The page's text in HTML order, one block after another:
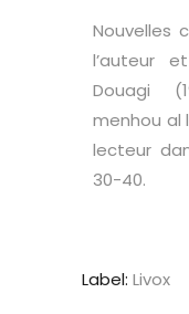
Nouvelles
l’auteur
Douagi
menhou al
lecteur
30-40.
Label: Livox